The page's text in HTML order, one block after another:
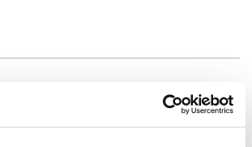
und Datenschutz